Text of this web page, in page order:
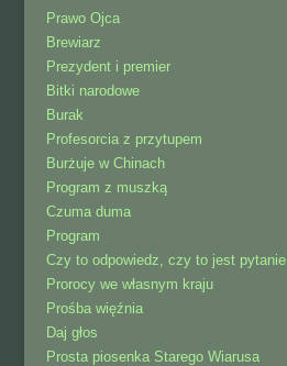
Prawo Ojca
Brewiarz
Prezydent i premier
Bitki narodowe
Burak
Profesorcia z przytupem
Burżuje w Chinach
Program z muszką
Czuma duma
Program
Czy to odpowiedz, czy to jest pytanie
Prorocy we własnym kraju
Prośba więźnia
Daj głos
Prosta piosenka Starego Wiarusa